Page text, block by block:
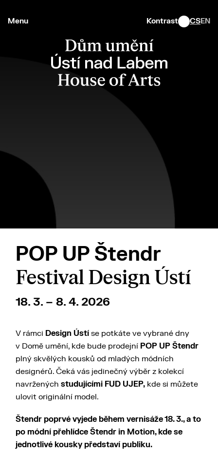
Menu Kontrast CSEN
POP UP Štendr
Festival Design Ústí
18. 3. – 8. 4. 2026
V rámci Design Ústí se potkáte ve vybrané dny
v Domě umění, kde bude prodejní POP UP Štendr
plný skvělých kousků od mladých módních
designérů. Čeká vás jedinečný výběr z kolekcí
navržených studujícími FUD UJEP, kde si můžete
ulovit originální model.
Štendr poprvé vyjede během vernisáže 18. 3., a to
po módní přehlídce Štendr in Motion, kde se
jednotlivé kousky představí publiku.